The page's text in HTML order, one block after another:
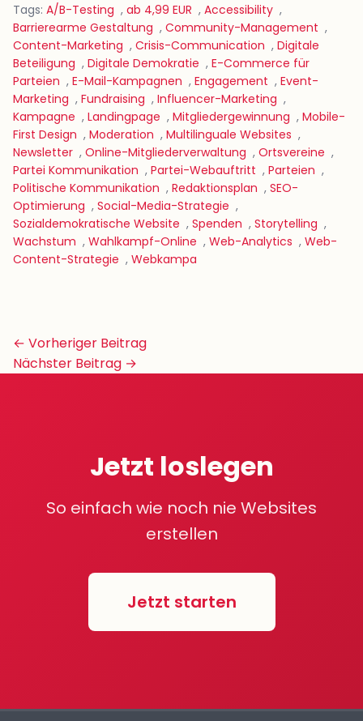
Tags: A/B-Testing , ab 4,99 EUR , Accessibility ,
Barrierearme Gestaltung , Community-Management ,
Content-Marketing , Crisis-Communication , Digitale
Beteiligung , Digitale Demokratie , E-Commerce für
Parteien , E-Mail-Kampagnen , Engagement , Event-
Marketing , Fundraising , Influencer-Marketing ,
Kampagne , Landingpage , Mitgliedergewinnung , Mobile-
First Design , Moderation , Multilinguale Websites ,
Newsletter , Online-Mitgliederverwaltung , Ortsvereine ,
Partei Kommunikation , Partei-Webauftritt , Parteien ,
Politische Kommunikation , Redaktionsplan , SEO-
Optimierung , Social-Media-Strategie ,
Sozialdemokratische Website , Spenden , Storytelling ,
Wachstum , Wahlkampf-Online , Web-Analytics , Web-
Content-Strategie , Webkampa
Beitrags-
Navigation
← Vorheriger Beitrag
Nächster Beitrag →
Jetzt loslegen
So einfach wie noch nie Websites
erstellen
Jetzt starten